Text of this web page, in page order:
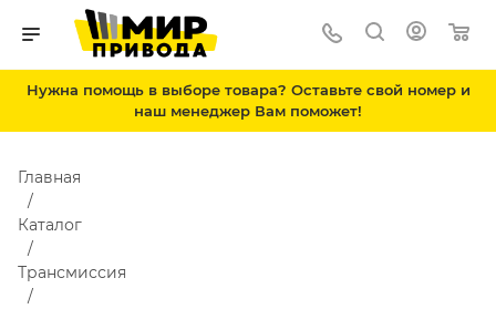
Нужна помощь в выборе товара? Оставьте свой номер и
наш менеджер Вам поможет!
Главная
Каталог
Трансмиссия